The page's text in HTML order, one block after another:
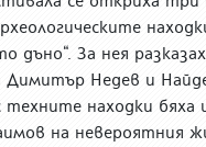
дъно“. За нея
Недев и
техните находки
на невероятния